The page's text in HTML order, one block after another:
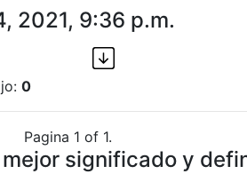
2021, 9:36 p.m.
0
Pagina 1 of 1.
significado y